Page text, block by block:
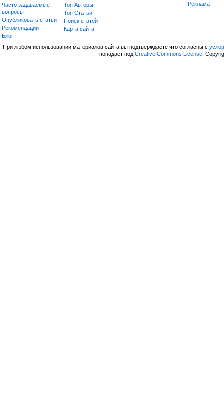
Часто задаваемые
вопросы
Опубликовать статьи
Рекомендации
Блог
Топ Авторы
Топ Статьи
Поиск статей
Карта сайта
Реклама
При любом использовании материалов сайта вы подтверждаете что согласны с
попадает под Creative Commons License.